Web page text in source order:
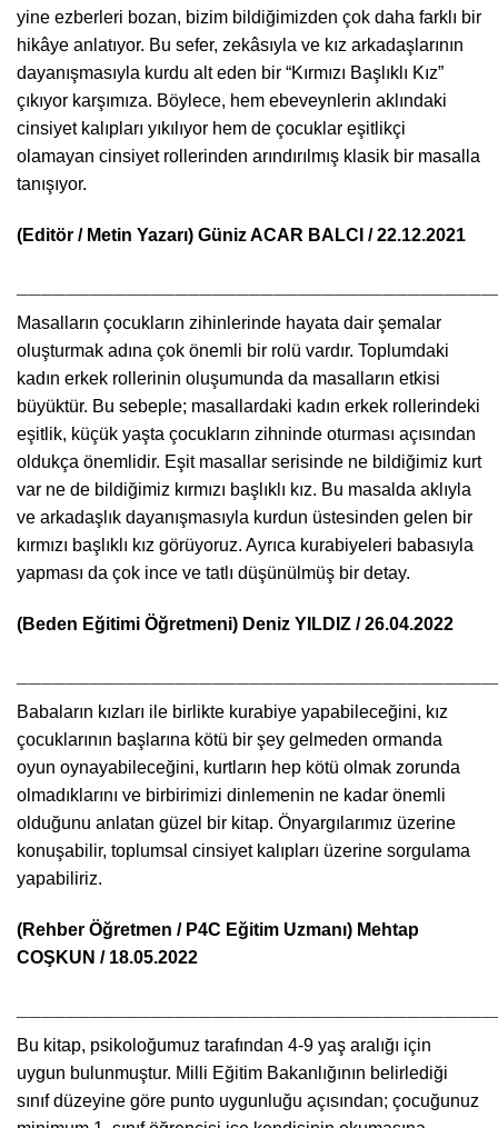
yine ezberleri bozan, bizim bildiğimizden çok daha farklı bir
hikâye anlatıyor. Bu sefer, zekâsıyla ve kız arkadaşlarının
dayanışmasıyla kurdu alt eden bir “Kırmızı Başlıklı Kız”
çıkıyor karşımıza. Böylece, hem ebeveynlerin aklındaki
cinsiyet kalıpları yıkılıyor hem de çocuklar eşitlikçi
olamayan cinsiyet rollerinden arındırılmış klasik bir masalla
tanışıyor.
(Editör / Metin Yazarı) Güniz ACAR BALCI / 22.12.2021
Masalların çocukların zihinlerinde hayata dair şemalar
oluşturmak adına çok önemli bir rolü vardır. Toplumdaki
kadın erkek rollerinin oluşumunda da masalların etkisi
büyüktür. Bu sebeple; masallardaki kadın erkek rollerindeki
eşitlik, küçük yaşta çocukların zihninde oturması açısından
oldukça önemlidir. Eşit masallar serisinde ne bildiğimiz kurt
var ne de bildiğimiz kırmızı başlıklı kız. Bu masalda aklıyla
ve arkadaşlık dayanışmasıyla kurdun üstesinden gelen bir
kırmızı başlıklı kız görüyoruz. Ayrıca kurabiyeleri babasıyla
yapması da çok ince ve tatlı düşünülmüş bir detay.
(Beden Eğitimi Öğretmeni) Deniz YILDIZ / 26.04.2022
Babaların kızları ile birlikte kurabiye yapabileceğini, kız
çocuklarının başlarına kötü bir şey gelmeden ormanda
oyun oynayabileceğini, kurtların hep kötü olmak zorunda
olmadıklarını ve birbirimizi dinlemenin ne kadar önemli
olduğunu anlatan güzel bir kitap. Önyargılarımız üzerine
konuşabilir, toplumsal cinsiyet kalıpları üzerine sorgulama
yapabiliriz.
(Rehber Öğretmen / P4C Eğitim Uzmanı) Mehtap
COŞKUN / 18.05.2022
Bu kitap, psikoloğumuz tarafından 4-9 yaş aralığı için
uygun bulunmuştur. Milli Eğitim Bakanlığının belirlediği
sınıf düzeyine göre punto uygunluğu açısından; çocuğunuz